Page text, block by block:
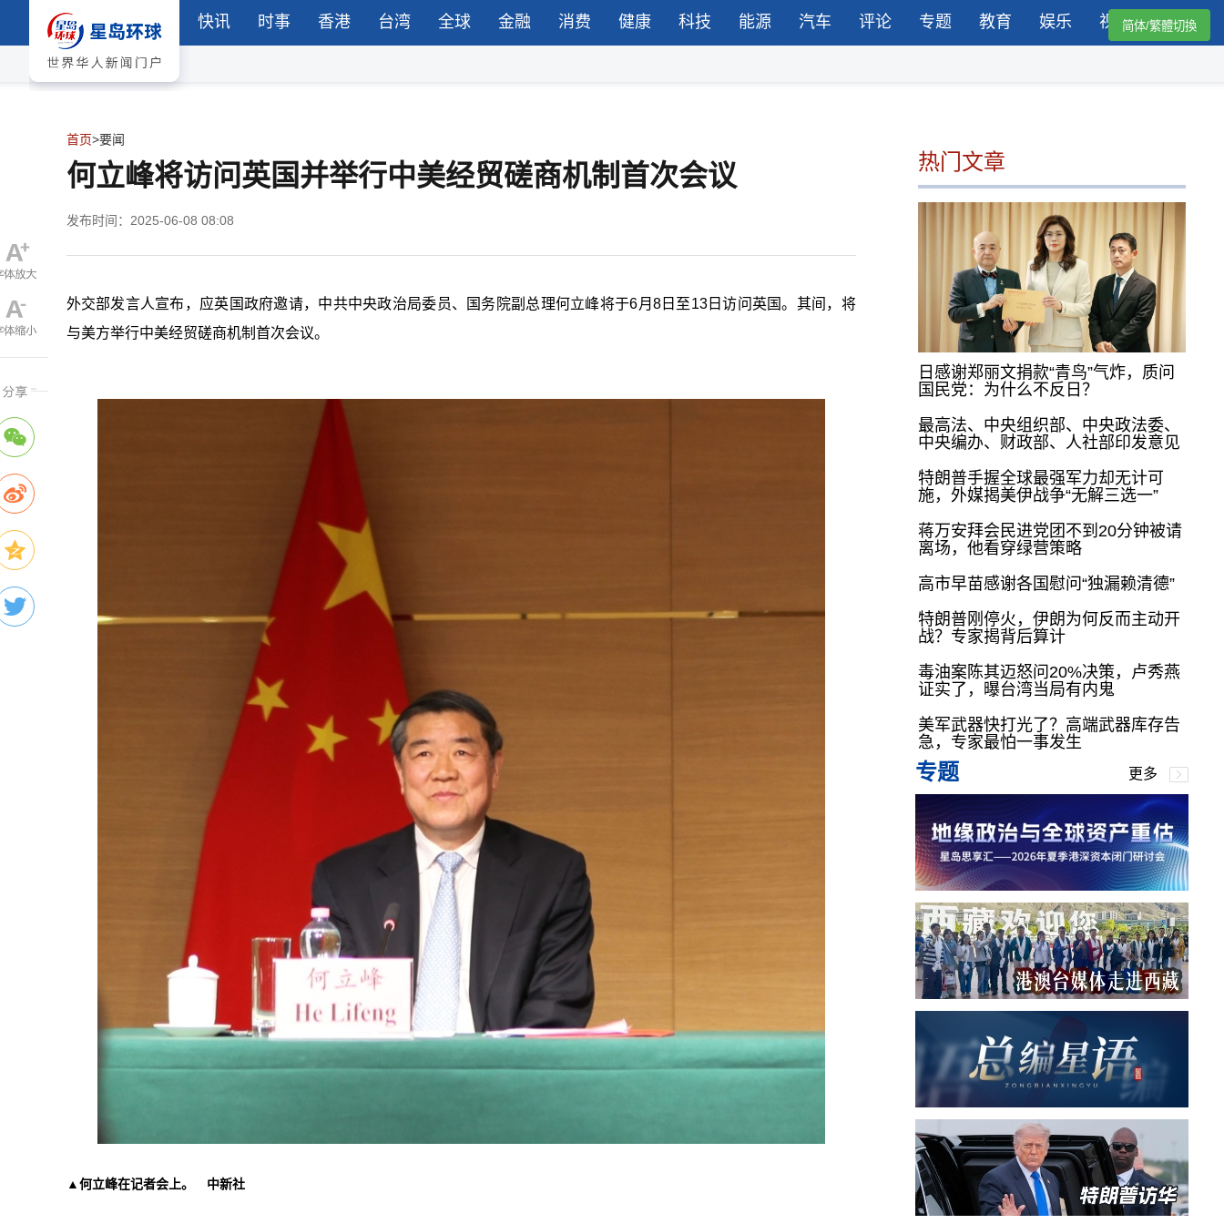
快讯 时事 香港 台湾 全球 金融 消费 健康 科技 能源 汽车 评论 专题 教育 娱乐 视频简体/繁體切換
首页>要闻
何立峰将访问英国并举行中美经贸磋商机制首次会议
发布时间：2025-06-08 08:08
外交部发言人宣布，应英国政府邀请，中共中央政治局委员、国务院副总理何立峰将于6月8日至13日访问英国。其间，将
与美方举行中美经贸磋商机制首次会议。
▲何立峰在记者会上。 中新社
热门文章
日感谢郑丽文捐款“青鸟”气炸，质问
国民党：为什么不反日？
最高法、中央组织部、中央政法委、
中央编办、财政部、人社部印发意见
特朗普手握全球最强军力却无计可
施，外媒揭美伊战争“无解三选一”
蒋万安拜会民进党团不到20分钟被请
离场，他看穿绿营策略
高市早苗感谢各国慰问“独漏赖清德”
特朗普刚停火，伊朗为何反而主动开
战？专家揭背后算计
毒油案陈其迈怒问20%决策，卢秀燕
证实了，曝台湾当局有内鬼
美军武器快打光了？高端武器库存告
急，专家最怕一事发生
专题 更多